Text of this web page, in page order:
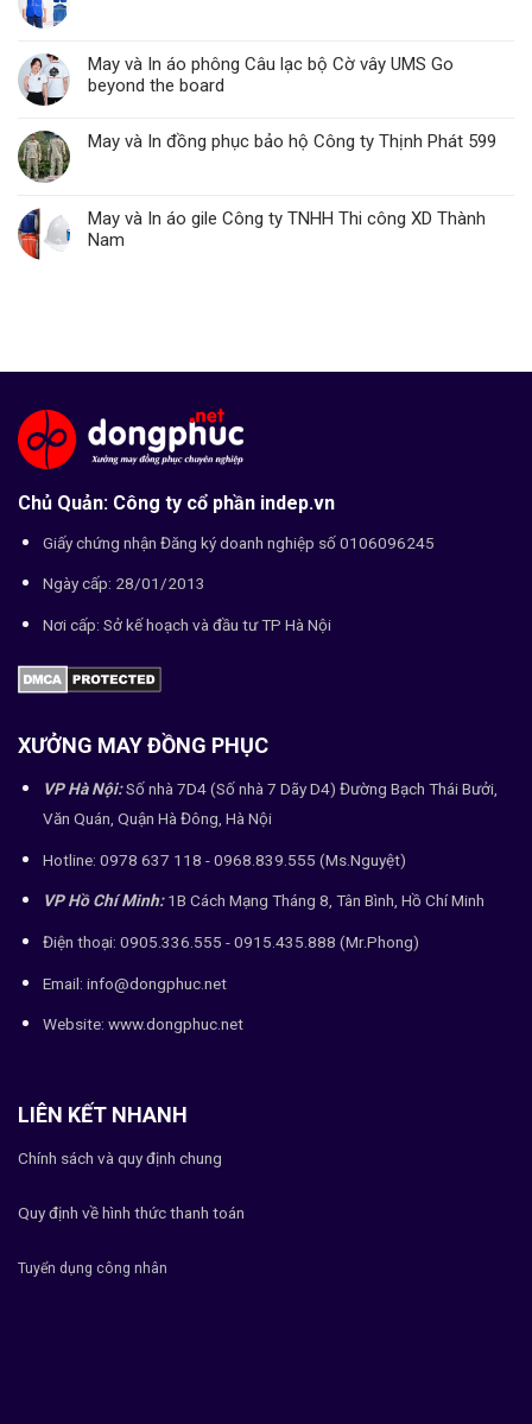
May và In áo phông Câu lạc bộ Cờ vây UMS Go
beyond the board
May và In đồng phục bảo hộ Công ty Thịnh Phát 599
May và In áo gile Công ty TNHH Thi công XD Thành
Nam
Chủ Quản: Công ty cổ phần indep.vn
Giấy chứng nhận Đăng ký doanh nghiệp số 0106096245
Ngày cấp: 28/01/2013
Nơi cấp: Sở kế hoạch và đầu tư TP Hà Nội
XƯỞNG MAY ĐỒNG PHỤC
VP Hà Nội:Số nhà 7D4 (Số nhà 7 Dãy D4) Đường Bạch Thái Bưởi,
Văn Quán, Quận Hà Đông, Hà Nội
Hotline: 0978 637 118 - 0968.839.555 (Ms.Nguyệt)
VP Hồ Chí Minh:1B Cách Mạng Tháng 8, Tân Bình, Hồ Chí Minh
Điện thoại: 0905.336.555 - 0915.435.888 (Mr.Phong)
Email: info@dongphuc.net
Website: www.dongphuc.net
LIÊN KẾT NHANH
Chính sách và quy định chung
Quy định về hình thức thanh toán
Tuyển dụng công nhân